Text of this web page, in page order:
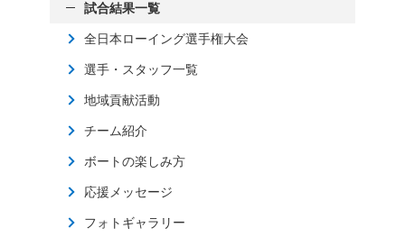
試合結果一覧
全日本ローイング選手権大会
選手・スタッフ一覧
地域貢献活動
チーム紹介
ボートの楽しみ方
応援メッセージ
フォトギャラリー